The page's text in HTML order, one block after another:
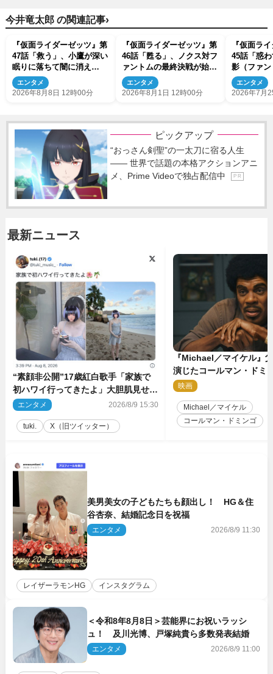
今井竜太郎 の関連記事›
『仮面ライダーゼッツ』第
47話「救う」、小鷹が深い
眠りに落ちて闇に消え
る…？
エンタメ
2026年8月8日 12時00分
『仮面ライダーゼッツ』第
46話「甦る」、ノクス対フ
ァントムの最終決戦が始ま
るエンタメ
2026年8月1日 12時00分
『仮面ラ
45話「惑
影（ファ
え！
エンタメ
2026年7月
ピックアップ
“おっさん剣聖”の一太刀に宿る人生
―― 世界で話題の本格アクションアニ
メ、Prime Videoで独占配信中
P R
最新ニュース
“素顔非公開”17歳紅白歌手「家族で
初ハワイ行ってきたよ」大胆肌見せシ
ョット公開
エンタメ 2026/8/9 15:30
tuki. X（旧ツイッター）
『Michael／マイケル』
演じたコールマン・ドミ
イクに2時間半かかって
映画
Michael／マイケル
コールマン・ドミンゴ
美男美女の子どもたちも顔出し！ HG＆住
谷杏奈、結婚記念日を祝福
エンタメ 2026/8/9 11:30
レイザーラモンHG インスタグラム
＜令和8年8月8日＞芸能界にお祝いラッシ
ュ！ 及川光博、戸塚純貴ら多数発表結婚
エンタメ 2026/8/9 11:00